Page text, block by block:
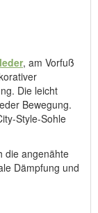
Pforzheimer
, am Vorfuß
Die leicht
Bewegung.
Style-Sohle
die angenähte
Dämpfung und